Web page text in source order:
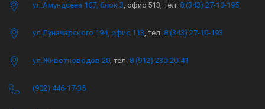
ул.Амундсена 107, блок 3, офис 513, тел. 8 (343) 27-10-195
ул.Луначарского 194, офис 113, тел. 8 (343) 27-10-193
ул.Животноводов 20, тел. 8 (912) 230-20-41
(902) 446-17-35